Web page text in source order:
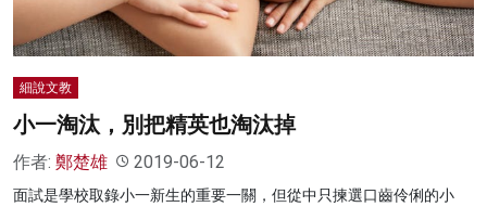
細說文教
小一淘汰，別把精英也淘汰掉
作者: 鄭楚雄 2019-06-12
面試是學校取錄小一新生的重要一關，但從中只揀選口齒伶俐的小